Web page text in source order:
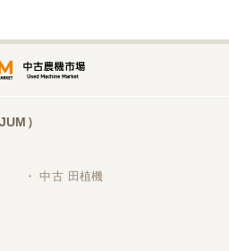
モータース
エス・エンタープライズ
）
・ 中古 田植機